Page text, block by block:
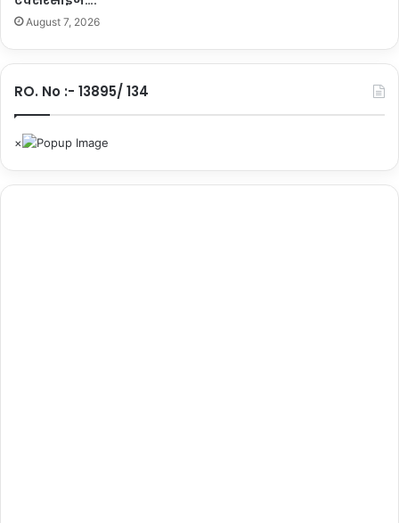
August 7, 2026
RO. No :- 13895/ 134